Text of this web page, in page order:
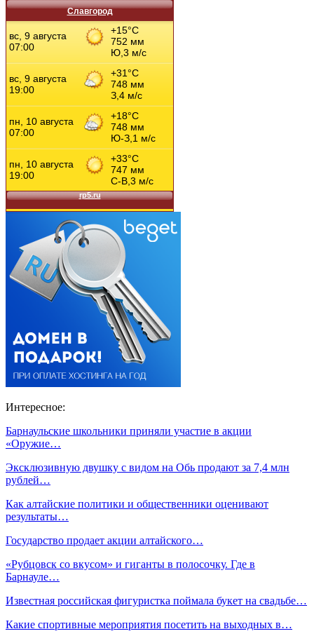
Славгород
Интересное:
Барнаульские школьники приняли участие в акции
«Оружие…
Эксклюзивную двушку с видом на Обь продают за 7,4 млн
рублей…
Как алтайские политики и общественники оценивают
результаты…
Государство продает акции алтайского…
«Рубцовск со вкусом» и гиганты в полосочку. Где в
Барнауле…
Известная российская фигуристка поймала букет на свадьбе…
Какие спортивные мероприятия посетить на выходных в…